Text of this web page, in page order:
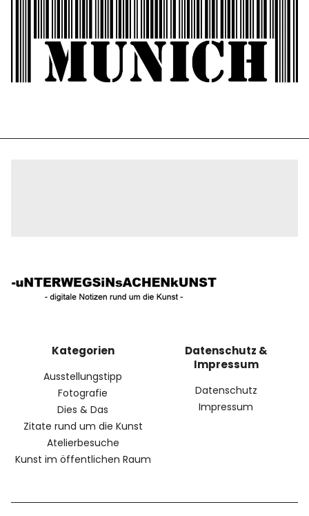
Kategorien
Ausstellungstipp
Fotografie
Dies & Das
Zitate rund um die Kunst
Atelierbesuche
Kunst im öffentlichen Raum
Datenschutz &
Impressum
Datenschutz
Impressum